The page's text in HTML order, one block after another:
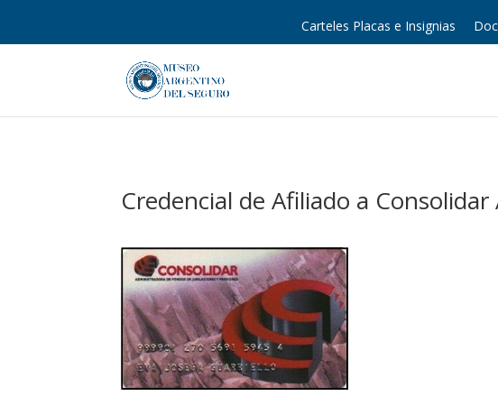
Carteles Placas e Insignias
Credencial de Afiliado a Consolidar